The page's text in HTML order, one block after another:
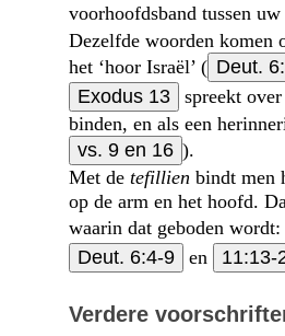
voorhoofdsband tussen
Dezelfde woorden komen
het ‘hoor Israël’ ( Deut.
Exodus 13
spreekt
binden, en als een
vs. 9 en 16 ).
Met de tefillien bindt men
op de arm en het hoofd.
waarin dat geboden wordt:
Deut. 6:4-9
en 11:13-
Verdere